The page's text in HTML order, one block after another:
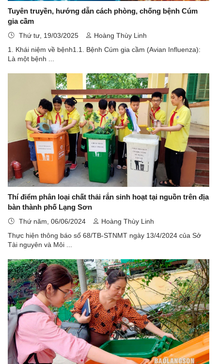
Tuyên truyền, hướng dẫn cách phòng, chống bệnh Cúm
gia cầm
Thứ tư, 19/03/2025
Hoàng Thùy Linh
1. Khái niệm về bệnh1.1. Bệnh Cúm gia cầm (Avian Influenza):
Là một bệnh ...
Thí điểm phân loại chất thải rắn sinh hoạt tại nguồn trên địa
bàn thành phố Lạng Sơn
Thứ năm, 06/06/2024
Hoàng Thùy Linh
Thực hiện thông báo số 68/TB-STNMT ngày 13/4/2024 của Sở
Tài nguyên và Môi ...